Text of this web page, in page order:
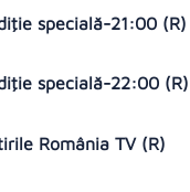
specială-21:00 (R)
specială-22:00 (R)
România TV (R)